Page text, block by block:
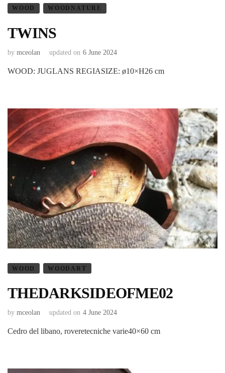
WOOD WOODNATURE
TWINS
by mceolan updated on 6 June 2024
WOOD: JUGLANS REGIASIZE: ø10×H26 cm
WOOD WOODART
THEDARKSIDEOFME02
by mceolan updated on 4 June 2024
Cedro del libano, roveretecniche varie40×60 cm